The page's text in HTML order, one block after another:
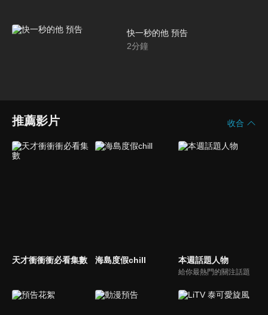
快一秒的他 預告
2分鐘
推薦影片 收合
天才衝衝衝必看集數 海島度假chill 本週話題人物
給你最熱門的關注話題